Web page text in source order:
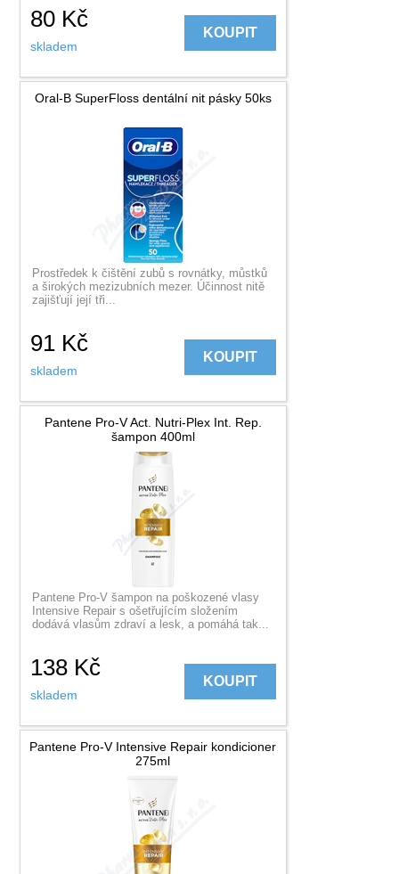
80 Kč
skladem
KOUPIT
Oral-B SuperFloss dentální nit pásky 50ks
Prostředek k čištění zubů s rovnátky, můstků
a širokých mezizubních mezer. Účinnost nitě
zajišťují její tři...
91 Kč
skladem
KOUPIT
Pantene Pro-V Act. Nutri-Plex Int. Rep.
šampon 400ml
Pantene Pro-V šampon na poškozené vlasy
Intensive Repair s ošetřujícím složením
dodává vlasům zdraví a lesk, a pomáhá tak...
138 Kč
skladem
KOUPIT
Pantene Pro-V Intensive Repair kondicioner
275ml